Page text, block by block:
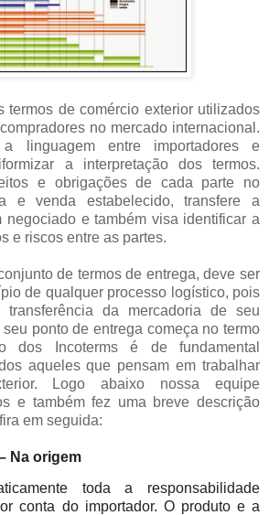
termos de comércio exterior utilizados
no mercado internacional.
a linguagem entre importadores e
a interpretação dos termos.
e obrigações de cada parte no
e venda estabelecido, transfere a
negociado e também visa identificar a
e riscos entre as partes.
de termos de entrega, deve ser
de qualquer processo logístico, pois
da mercadoria de seu
ponto de entrega começa no termo
dos Incoterms é de fundamental
aqueles que pensam em trabalhar
Logo abaixo nossa equipe
e também fez uma breve descrição
em seguida:
Na origem
toda a responsabilidade
conta do importador. O produto e a